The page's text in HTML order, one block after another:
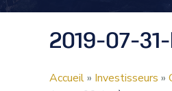
2019-07-
Accueil» Investisseurs »